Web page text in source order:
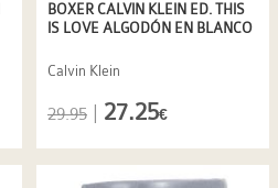
BOXER CALVIN KLEIN ED. THIS
IS LOVE ALGODÓN EN BLANCO
Calvin Klein
29.95 27.25€